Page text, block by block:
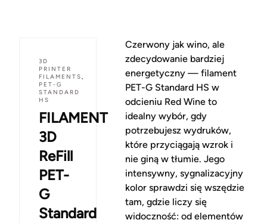
3D
PRINTER
FILAMENTS,
PET-G
STANDARD
HS
FILAMENT
3D
ReFill
PET-
G
Standard
Czerwony jak wino, ale
zdecydowanie bardziej
energetyczny — filament
PET-G Standard HS w
odcieniu Red Wine to
idealny wybór, gdy
potrzebujesz wydruków,
które przyciągają wzrok i
nie giną w tłumie. Jego
intensywny, sygnalizacyjny
kolor sprawdzi się wszędzie
tam, gdzie liczy się
widoczność: od elementów